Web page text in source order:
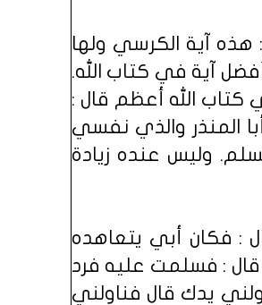
هذه آية الكرسي ولها
آية في كتاب الله.
الله أعظم قال :
المنذر والذي نفسي
وليس عنده زيادة
: فكان أبي يتعاهده
قال : فسلمت عليه فرد
يدك قال فناولني